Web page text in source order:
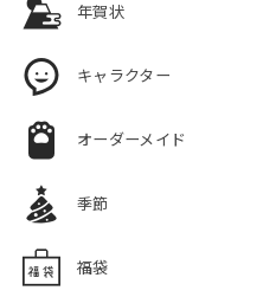
年賀状
キャラクター
オーダーメイド
季節
福袋